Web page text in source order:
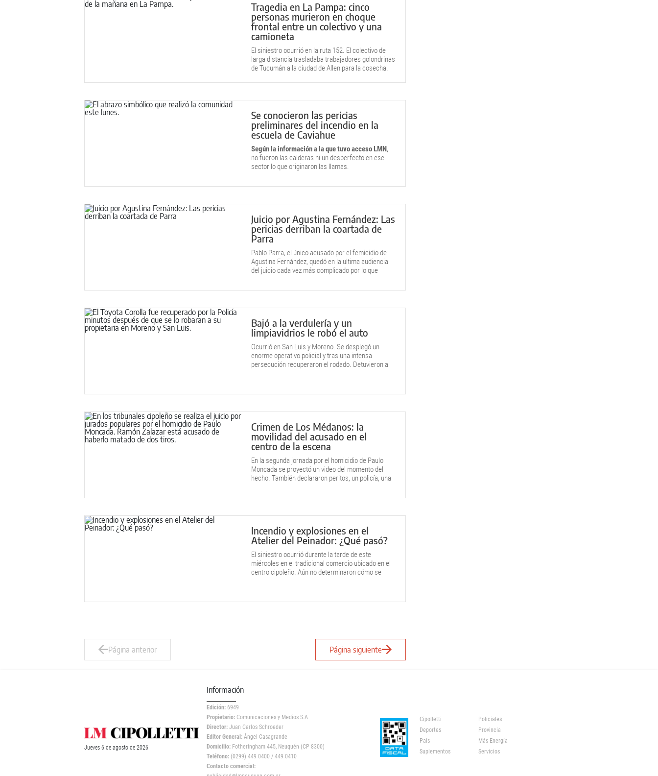
Tragedia en La Pampa: cinco
personas murieron en choque
frontal entre un colectivo y una
camioneta
El siniestro ocurrió en la ruta 152. El colectivo de
larga distancia trasladaba trabajadores golondrinas
de Tucumán a la ciudad de Allen para la cosecha.
Se conocieron las pericias
preliminares del incendio en la
escuela de Caviahue
Según la información a la que tuvo acceso LMN,
no fueron las calderas ni un desperfecto en ese
sector lo que originaron las llamas.
Juicio por Agustina Fernández: Las
pericias derriban la coartada de
Parra
Pablo Parra, el único acusado por el femicidio de
Agustina Fernández, quedó en la ultima audiencia
del juicio cada vez más complicado por lo que
Bajó a la verdulería y un
limpiavidrios le robó el auto
Ocurrió en San Luis y Moreno. Se desplegó un
enorme operativo policial y tras una intensa
persecución recuperaron el rodado. Detuvieron a
Crimen de Los Médanos: la
movilidad del acusado en el
centro de la escena
En la segunda jornada por el homicidio de Paulo
Moncada se proyectó un video del momento del
hecho. También declararon peritos, un policía, una
hecho.
Incendio y explosiones en el
Atelier del Peinador: ¿Qué pasó?
El siniestro ocurrió durante la tarde de este
miércoles en el tradicional comercio ubicado en el
centro cipoleño. Aún no determinaron cómo se
Página anterior Página siguiente
Jueves 6 de agosto de 2026
Información
Edición: 6949
Propietario: Comunicaciones y Medios S.A
Director: Juan Carlos Schroeder
Editor General: Ángel Casagrande
Domicilio: Fotheringham 445, Neuquén (CP 8300)
Teléfono: (0299) 449 0400 / 449 0410
Contacto comercial:
Cipolletti
Policiales
Deportes
Provincia
País
Más Energía
Suplementos
Servicios